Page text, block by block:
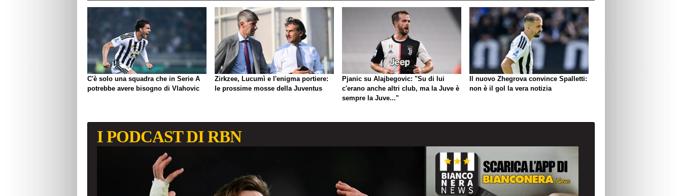
C'è solo una squadra che in Serie A
potrebbe avere bisogno di Vlahovic
Zirkzee, Lucumì e l'enigma portiere:
le prossime mosse della Juventus
Pjanic su Alajbegovic: "Su di lui
c'erano anche altri club, ma la Juve è
sempre la Juve..."
Il nuovo Zhegrova convince Spalletti:
non è il gol la vera notizia
I PODCAST DI RBN